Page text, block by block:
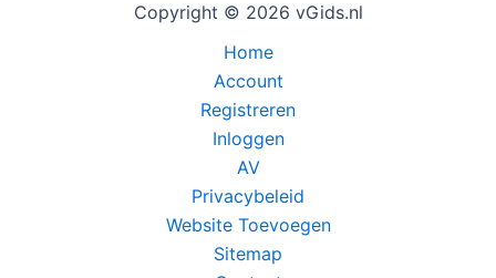
Copyright © 2026 vGids.nl
Home
Account
Registreren
Inloggen
AV
Privacybeleid
Website Toevoegen
Sitemap